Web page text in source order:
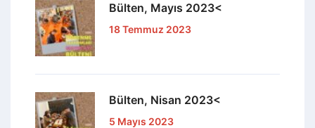
Bülten, Mayıs 2023<
18 Temmuz 2023
Bülten, Nisan 2023<
5 Mayıs 2023